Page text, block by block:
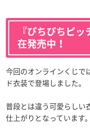
『ぴちぴちピ
在発売中！
今回のオンラインくじで
ド衣装で登場しました。
普段とは違う可愛らしい
仕上がりとなっています。